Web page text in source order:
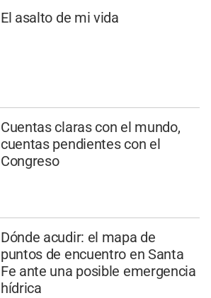
El asalto de mi vida
Cuentas claras con el mundo,
cuentas pendientes con el
Congreso
Dónde acudir: el mapa de
puntos de encuentro en Santa
Fe ante una posible emergencia
hídrica